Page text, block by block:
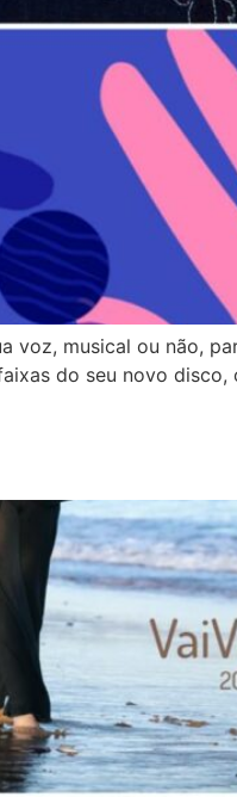
voz, musical ou não,
do seu novo disco,